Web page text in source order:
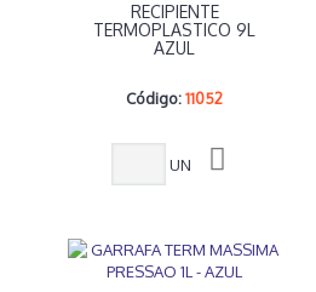
RECIPIENTE
TERMOPLASTICO 9L
AZUL
Código:11052
UN